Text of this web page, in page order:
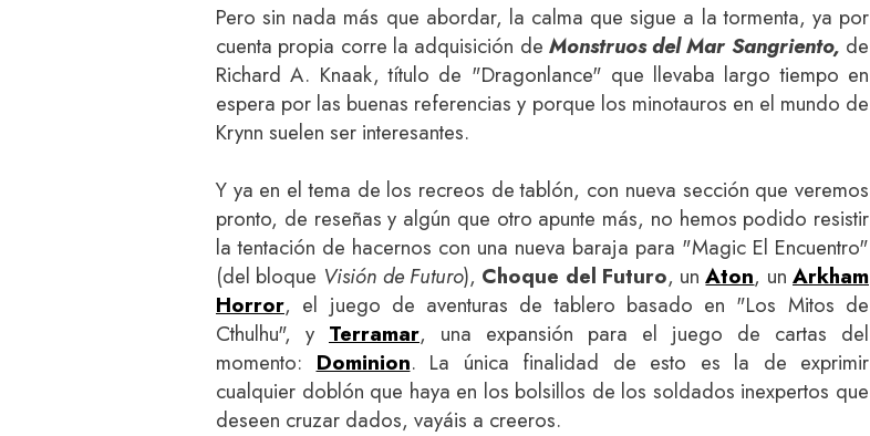
Pero sin nada más que abordar, la calma que sigue a la tormenta, ya por
cuenta propia corre la adquisición de Monstruos del Mar Sangriento, de
Richard A. Knaak, título de "Dragonlance" que llevaba largo tiempo en
espera por las buenas referencias y porque los minotauros en el mundo de
Krynn suelen ser interesantes.
Y ya en el tema de los recreos de tablón, con nueva sección que veremos
pronto, de reseñas y algún que otro apunte más, no hemos podido resistir
la tentación de hacernos con una nueva baraja para "Magic El Encuentro"
(del bloque Visión de Futuro), Choque del Futuro, unAton, unArkham
Horror, el juego de aventuras de tablero basado en "Los Mitos de
Cthulhu", y Terramar, una expansión para el juego de cartas del
momento: Dominion. La única finalidad de esto es la de exprimir
cualquier doblón que haya en los bolsillos de los soldados inexpertos que
deseen cruzar dados, vayáis a creeros.